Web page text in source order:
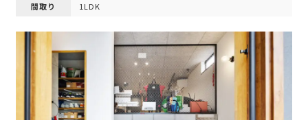
間取り
1LDK